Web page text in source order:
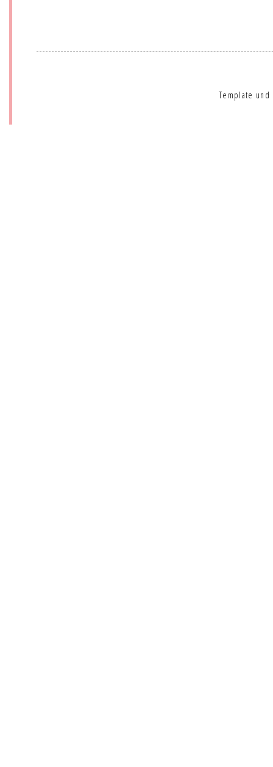
Template